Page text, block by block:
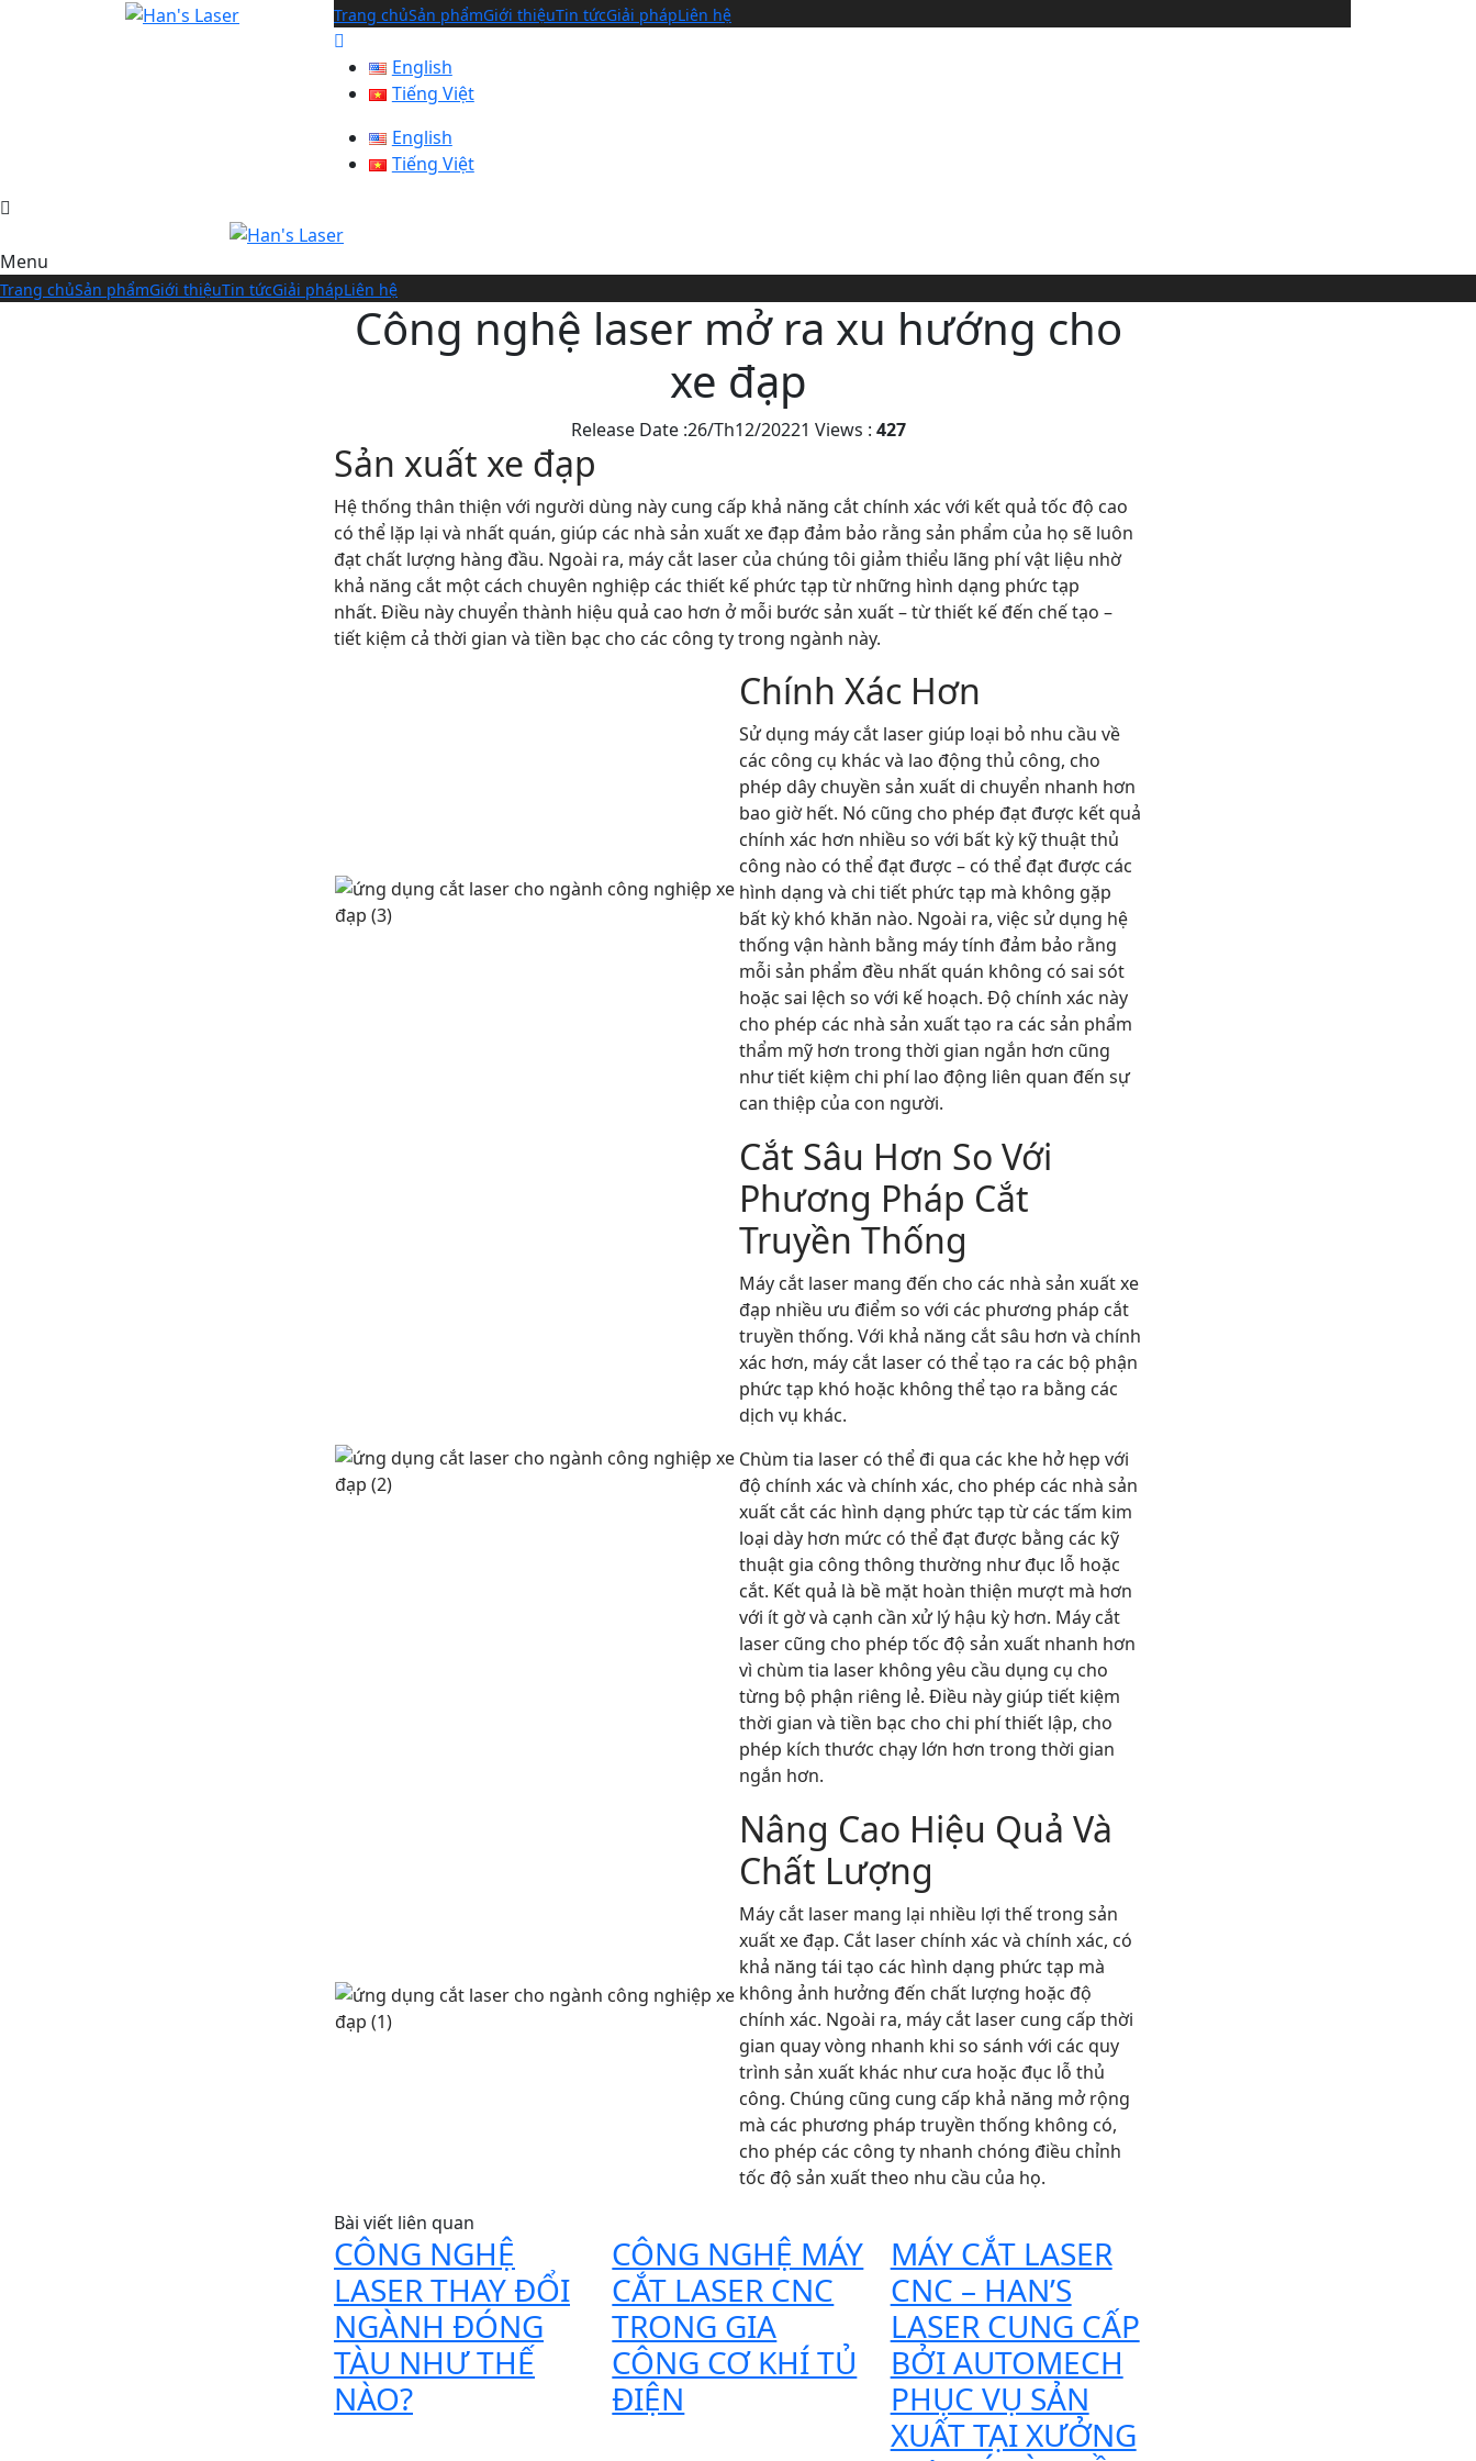
Trang chủSản phẩmGiới thiệuTin tứcGiải phápLiên hệ
English
Tiếng Việt
English
Tiếng Việt
Menu
Trang chủSản phẩmGiới thiệuTin tứcGiải phápLiên hệ
Công nghệ laser mở ra xu hướng cho
xe đạp
Release Date :26/Th12/20221 Views : 427
Sản xuất xe đạp
Hệ thống thân thiện với người dùng này cung cấp khả năng cắt chính xác với kết quả tốc độ cao
có thể lặp lại và nhất quán, giúp các nhà sản xuất xe đạp đảm bảo rằng sản phẩm của họ sẽ luôn
đạt chất lượng hàng đầu. Ngoài ra, máy cắt laser của chúng tôi giảm thiểu lãng phí vật liệu nhờ
khả năng cắt một cách chuyên nghiệp các thiết kế phức tạp từ những hình dạng phức tạp
nhất. Điều này chuyển thành hiệu quả cao hơn ở mỗi bước sản xuất – từ thiết kế đến chế tạo –
tiết kiệm cả thời gian và tiền bạc cho các công ty trong ngành này.
Chính Xác Hơn
Sử dụng máy cắt laser giúp loại bỏ nhu cầu về
các công cụ khác và lao động thủ công, cho
phép dây chuyền sản xuất di chuyển nhanh hơn
bao giờ hết. Nó cũng cho phép đạt được kết quả
chính xác hơn nhiều so với bất kỳ kỹ thuật thủ
công nào có thể đạt được – có thể đạt được các
hình dạng và chi tiết phức tạp mà không gặp
bất kỳ khó khăn nào. Ngoài ra, việc sử dụng hệ
thống vận hành bằng máy tính đảm bảo rằng
mỗi sản phẩm đều nhất quán không có sai sót
hoặc sai lệch so với kế hoạch. Độ chính xác này
cho phép các nhà sản xuất tạo ra các sản phẩm
thẩm mỹ hơn trong thời gian ngắn hơn cũng
như tiết kiệm chi phí lao động liên quan đến sự
can thiệp của con người.
Cắt Sâu Hơn So Với
Phương Pháp Cắt
Truyền Thống
Máy cắt laser mang đến cho các nhà sản xuất xe
đạp nhiều ưu điểm so với các phương pháp cắt
truyền thống. Với khả năng cắt sâu hơn và chính
xác hơn, máy cắt laser có thể tạo ra các bộ phận
phức tạp khó hoặc không thể tạo ra bằng các
dịch vụ khác.
Chùm tia laser có thể đi qua các khe hở hẹp với
độ chính xác và chính xác, cho phép các nhà sản
xuất cắt các hình dạng phức tạp từ các tấm kim
loại dày hơn mức có thể đạt được bằng các kỹ
thuật gia công thông thường như đục lỗ hoặc
cắt. Kết quả là bề mặt hoàn thiện mượt mà hơn
với ít gờ và cạnh cần xử lý hậu kỳ hơn. Máy cắt
laser cũng cho phép tốc độ sản xuất nhanh hơn
vì chùm tia laser không yêu cầu dụng cụ cho
từng bộ phận riêng lẻ. Điều này giúp tiết kiệm
thời gian và tiền bạc cho chi phí thiết lập, cho
phép kích thước chạy lớn hơn trong thời gian
ngắn hơn.
Nâng Cao Hiệu Quả Và
Chất Lượng
Máy cắt laser mang lại nhiều lợi thế trong sản
xuất xe đạp. Cắt laser chính xác và chính xác, có
khả năng tái tạo các hình dạng phức tạp mà
không ảnh hưởng đến chất lượng hoặc độ
chính xác. Ngoài ra, máy cắt laser cung cấp thời
gian quay vòng nhanh khi so sánh với các quy
trình sản xuất khác như cưa hoặc đục lỗ thủ
công. Chúng cũng cung cấp khả năng mở rộng
mà các phương pháp truyền thống không có,
cho phép các công ty nhanh chóng điều chỉnh
tốc độ sản xuất theo nhu cầu của họ.
Bài viết liên quan
CÔNG NGHỆ
LASER THAY ĐỔI
NGÀNH ĐÓNG
TÀU NHƯ THẾ
NÀO?
CÔNG NGHỆ MÁY
CẮT LASER CNC
TRONG GIA
CÔNG CƠ KHÍ TỦ
ĐIỆN
MÁY CẮT LASER
CNC – HAN’S
LASER CUNG CẤP
BỞI AUTOMECH
PHỤC VỤ SẢN
XUẤT TẠI XƯỞNG